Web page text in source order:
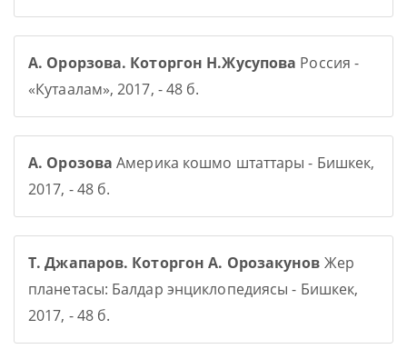
А. Орорзова. Которгон Н.Жусупова Россия -
«Кутаалам», 2017, - 48 б.
А. Орозова Америка кошмо штаттары - Бишкек,
2017, - 48 б.
Т. Джапаров. Которгон А. Орозакунов Жер
планетасы: Балдар энциклопедиясы - Бишкек,
2017, - 48 б.